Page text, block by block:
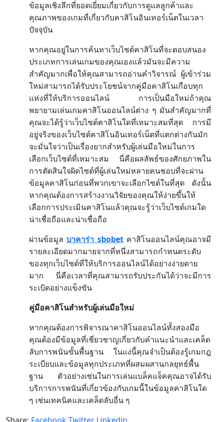
ข้อมูลเชิงลึกที่ยอดเยี่ยมเกี่ยวกับการดูแลลูกค้าและ
คุณภาพของเกมที่เกี่ยวกับคาสิโนอินเทอร์เน็ตในเวลา
ปัจจุบัน
หากคุณอยู่ในการค้นหาเว็บไซต์คาสิโนที่จะตอบสนอง
ประเภทการเล่นเกมของคุณเองแล้วมันจะมีความ
สำคัญมากเพื่อให้คุณสามารถอ่านคำวิจารณ์ ผู้เข้าร่วม
ใหม่สามารถได้รับประโยชน์จากคู่มือคาสิโนเกือบทุก
แห่งที่ให้บริการออนไลน์
การเป็นมือใหม่ถ้าคุณ
พยายามเล่นเกมคาสิโนออนไลน์ต่าง ๆ มันสำคัญมากที่
คุณจะได้รู้ว่าเว็บไซต์คาสิโนใดที่เหมาะสมที่สุด
การมี
อยู่จริงของเว็บไซต์คาสิโนอินเทอร์เน็ตที่แตกต่างกันมัก
จะมั่นใจว่าเป็นเรื่องยากสำหรับผู้เล่นมือใหม่ในการ
เลือกเว็บไซต์ที่เหมาะสม
นี่คือผลลัพธ์ของศักยภาพใน
การตัดสินใจผิดไซต์ที่ผู้เล่นใหม่หลายคนชอบที่จะผ่าน
ข้อมูลคาสิโนก่อนที่พวกเขาจะเลือกไซต์ในที่สุด
ดังนั้น
หากคุณต้องการสร้างงานวิจัยของคุณให้ง่ายขึ้นให้
เลือกการประเมินคาสิโนแล้วคุณจะรู้ว่าเว็บไซต์เกมใด
น่าเชื่อถือและน่าเชื่อถือ
ผ่านข้อมูล บาคาร่า sbobet คาสิโนออนไลน์คุณอาจมี
รายละเอียดมากมายจากที่หนึ่งสามารถกำหนดระดับ
ของทุกเว็บไซต์ที่ให้บริการออนไลน์ได้อย่างง่ายดาย
มาก
นี่คือเวลาที่คุณสามารถรับประกันได้ว่าจะมีการ
ระเบิดอย่างแข็งขัน
คู่มือคาสิโนสำหรับผู้เล่นมือใหม่
หากคุณต้องการพิจารณาคาสิโนออนไลน์ทั้งสองมือ
คุณต้องมีข้อมูลที่เชี่ยวชาญเกี่ยวกับคำแนะนำและเคล็ด
ลับการพนันขั้นพื้นฐาน
ในแง่นี้คุณจำเป็นต้องรู้เกมกฎ
ระเบียบและข้อมูลทุกประเภทที่ผสมผสานกลยุทธ์พื้น
ฐาน
ตัวอย่างเช่นในการเล่นแบล็คแจ็คคุณอาจได้รับ
บริการการพนันที่เกี่ยวข้องกับเกมนี้ในข้อมูลคาสิโนใด
ๆ เช่นเทคนิคและเคล็ดลับอื่น ๆ